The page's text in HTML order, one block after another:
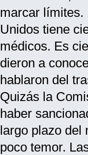
marcar límites.
Unidos tiene
médicos. Es
dieron a
hablaron del
Quizás la
haber
largo plazo del
poco temor.